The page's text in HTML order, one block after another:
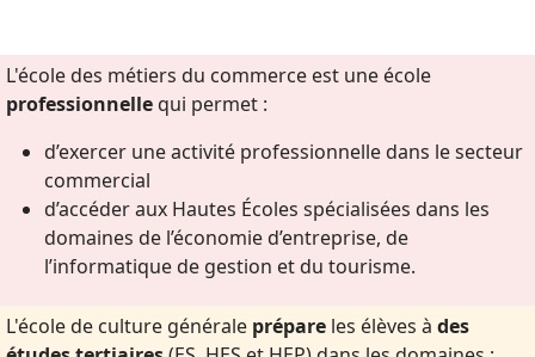
L'école des métiers du commerce est une école
professionnellequi permet :
d’exercer une activité professionnelle dans le secteur
commercial
d’accéder aux Hautes Écoles spécialisées dans les
domaines de l’économie d’entreprise, de
l’informatique de gestion et du tourisme.
L'école de culture générale prépare les élèves à des